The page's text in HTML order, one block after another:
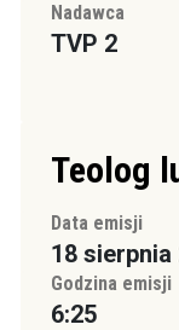
Nadawca
TVP 2
Teolog
Data emisji
18 sierpnia
Godzina emisji
6:25